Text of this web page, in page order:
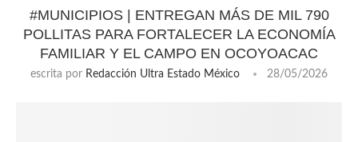
#MUNICIPIOS | ENTREGAN MÁS DE MIL 790
POLLITAS PARA FORTALECER LA ECONOMÍA
FAMILIAR Y EL CAMPO EN OCOYOACAC
escrita por Redacción Ultra Estado México 28/05/2026